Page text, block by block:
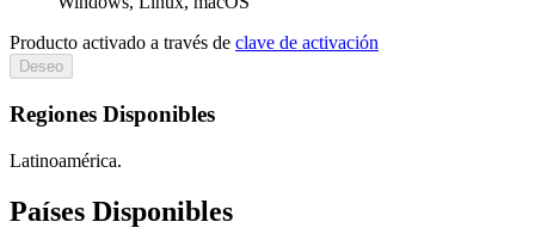
Producto activado a través de clave de activación
Deseo
Regiones Disponibles
Latinoamérica.
Países Disponibles